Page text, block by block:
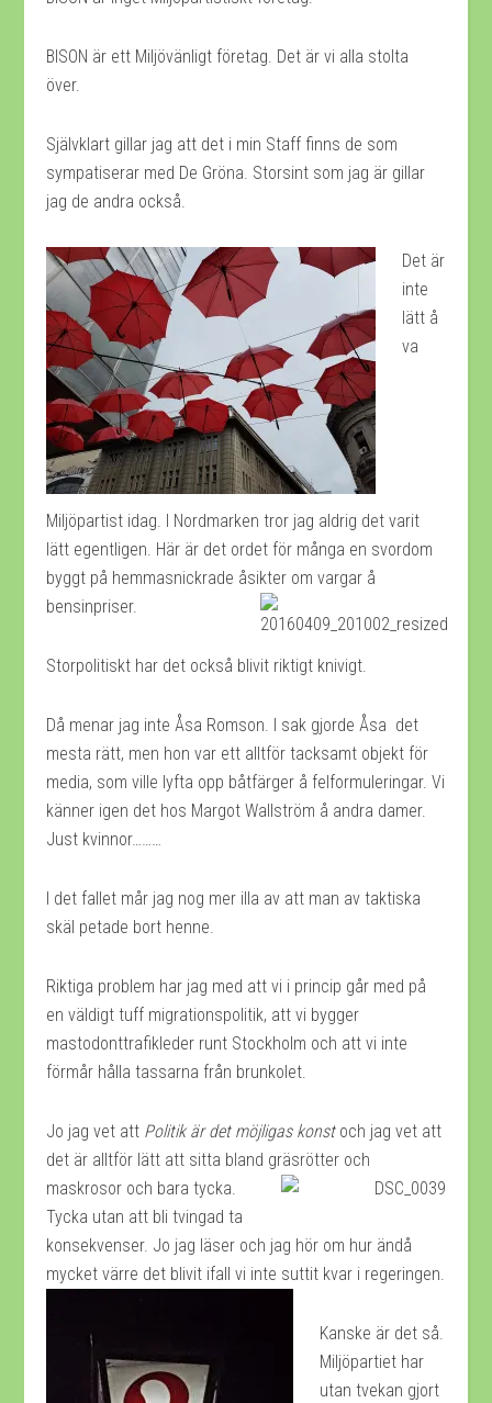
BISON är ett Miljövänligt företag. Det är vi alla stolta
över.
Självklart gillar jag att det i min Staff finns de som
sympatiserar med De Gröna. Storsint som jag är gillar
jag de andra också.
Det är
inte
lätt å
va
Miljöpartist idag. I Nordmarken tror jag aldrig det varit
lätt egentligen. Här är det ordet för många en svordom
byggt på hemmasnickrade åsikter om vargar å
bensinpriser.
Storpolitiskt har det också blivit riktigt knivigt.
Då menar jag inte Åsa Romson. I sak gjorde Åsa det
mesta rätt, men hon var ett alltför tacksamt objekt för
media, som ville lyfta opp båtfärger å felformuleringar. Vi
känner igen det hos Margot Wallström å andra damer.
Just kvinnor………
I det fallet mår jag nog mer illa av att man av taktiska
skäl petade bort henne.
Riktiga problem har jag med att vi i princip går med på
en väldigt tuff migrationspolitik, att vi bygger
mastodonttrafikleder runt Stockholm och att vi inte
förmår hålla tassarna från brunkolet.
Jo jag vet att Politik är det möjligas konstoch jag vet att
det är alltför lätt att sitta bland gräsrötter och
maskrosor och bara tycka.
Tycka utan att bli tvingad ta
konsekvenser. Jo jag läser och jag hör om hur ändå
mycket värre det blivit ifall vi inte suttit kvar i regeringen.
Kanske är det så.
Miljöpartiet har
utan tvekan gjort